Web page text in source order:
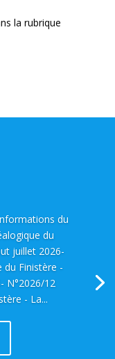
la rubrique
du
du
juillet 2026-
du Finistère -
N°2026/12
- La...